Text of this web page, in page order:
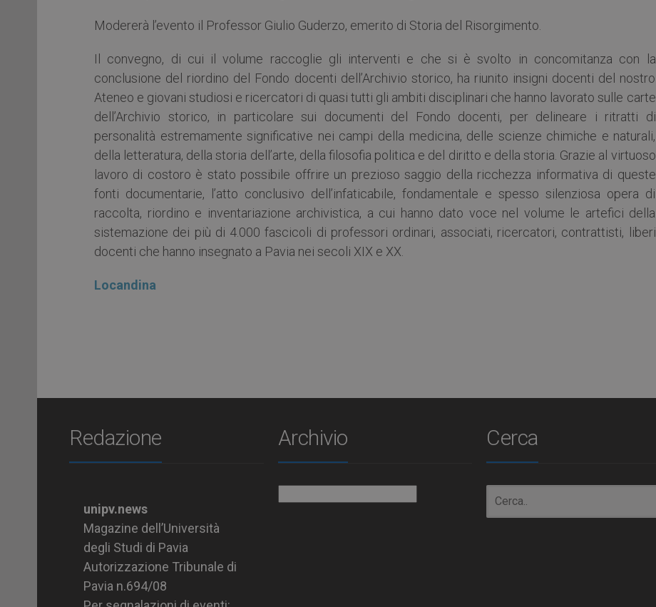
Modererà l’evento il Professor Giulio Guderzo, emerito di Storia del Risorgimento.
Il convegno, di cui il volume raccoglie gli interventi e che si è svolto in concomitanza con la
conclusione del riordino del Fondo docenti dell’Archivio storico, ha riunito insigni docenti del nostro
Ateneo e giovani studiosi e ricercatori di quasi tutti gli ambiti disciplinari che hanno lavorato sulle carte
dell’Archivio storico, in particolare sui documenti del Fondo docenti, per delineare i ritratti di
personalità estremamente significative nei campi della medicina, delle scienze chimiche e naturali,
della letteratura, della storia dell’arte, della filosofia politica e del diritto e della storia. Grazie al virtuoso
lavoro di costoro è stato possibile offrire un prezioso saggio della ricchezza informativa di queste
fonti documentarie, l’atto conclusivo dell’infaticabile, fondamentale e spesso silenziosa opera di
raccolta, riordino e inventariazione archivistica, a cui hanno dato voce nel volume le artefici della
sistemazione dei più di 4.000 fascicoli di professori ordinari, associati, ricercatori, contrattisti, liberi
docenti che hanno insegnato a Pavia nei secoli XIX e XX.
Locandina
Redazione
unipv.news
Magazine dell’Università
degli Studi di Pavia
Autorizzazione Tribunale di
Pavia n.694/08
Archivio Cerca